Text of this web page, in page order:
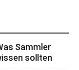
Sammler
sollten